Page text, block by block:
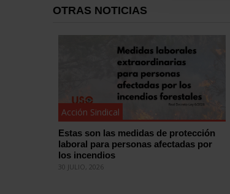
OTRAS NOTICIAS
Acción Sindical
Estas son las medidas de protección
laboral para personas afectadas por
los incendios
30 JULIO, 2026